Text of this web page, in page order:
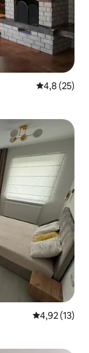
Calificación
4,8 (25)
Calificación
4,92 (13)